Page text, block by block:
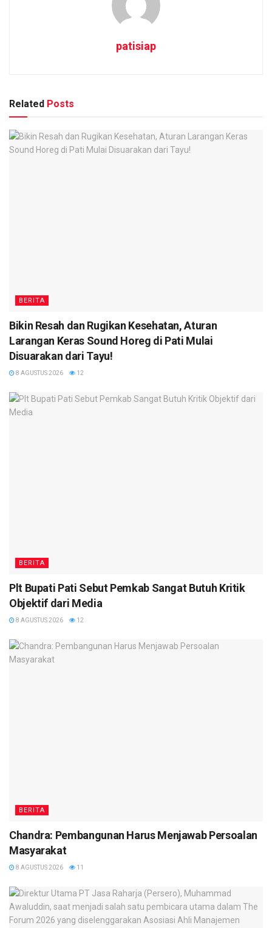
patisiap
Related Posts
BERITA
Bikin Resah dan Rugikan Kesehatan, Aturan
Larangan Keras Sound Horeg di Pati Mulai
Disuarakan dari Tayu!
8 AGUSTUS 2026 12
BERITA
Plt Bupati Pati Sebut Pemkab Sangat Butuh Kritik
Objektif dari Media
8 AGUSTUS 2026 12
BERITA
Chandra: Pembangunan Harus Menjawab Persoalan
Masyarakat
8 AGUSTUS 2026 11